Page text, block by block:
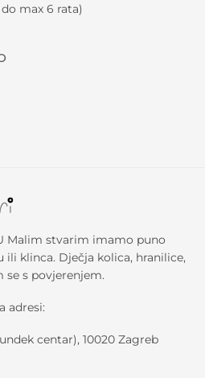
max 6 rata)
Malim stvarim imamo puno
ili klinca. Dječja kolica, hranilice,
se s povjerenjem.
adresi:
centar), 10020 Zagreb